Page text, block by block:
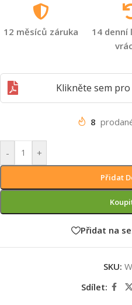
12 měsíců záruka
14 denní
Klikněte sem
8
- +
Přidat
Přidat na
SKU:
Sdílet: